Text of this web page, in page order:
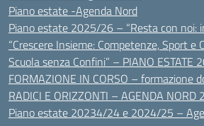
Piano estate -Agenda Nord
Piano estate 2025/26 – “Resta con noi:
“Crescere Insieme: Competenze, Sport e
Scuola senza Confini” – PIANO ESTATE
FORMAZIONE IN CORSO – formazione
RADICI E ORIZZONTI – AGENDA
Piano estate 20234/24 e 2024/25 –